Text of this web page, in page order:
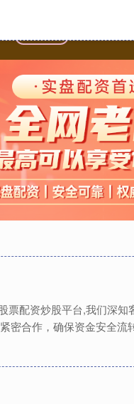
票配资炒股平台,我们深
密合作，确保资金安全